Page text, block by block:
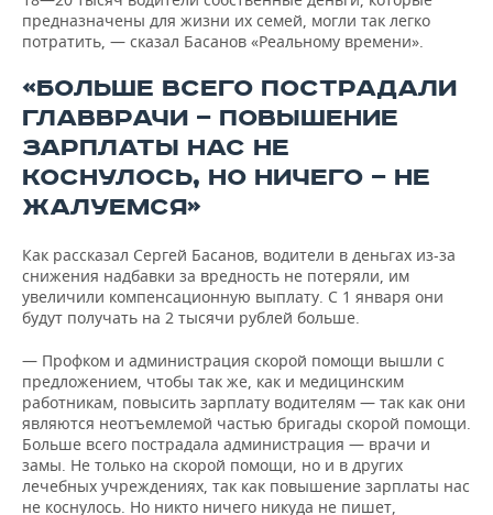
предназначены для жизни их семей, могли так легко
потратить, — сказал Басанов «Реальному времени».
«БОЛЬШЕ ВСЕГО ПОСТРАДАЛИ
ГЛАВВРАЧИ — ПОВЫШЕНИЕ
ЗАРПЛАТЫ НАС НЕ
КОСНУЛОСЬ, НО НИЧЕГО — НЕ
ЖАЛУЕМСЯ»
Как рассказал Сергей Басанов, водители в деньгах из-за
снижения надбавки за вредность не потеряли, им
увеличили компенсационную выплату. С 1 января они
будут получать на 2 тысячи рублей больше.
— Профком и администрация скорой помощи вышли с
предложением, чтобы так же, как и медицинским
работникам, повысить зарплату водителям — так как они
являются неотъемлемой частью бригады скорой помощи.
Больше всего пострадала администрация — врачи и
замы. Не только на скорой помощи, но и в других
лечебных учреждениях, так как повышение зарплаты нас
не коснулось. Но никто ничего никуда не пишет,